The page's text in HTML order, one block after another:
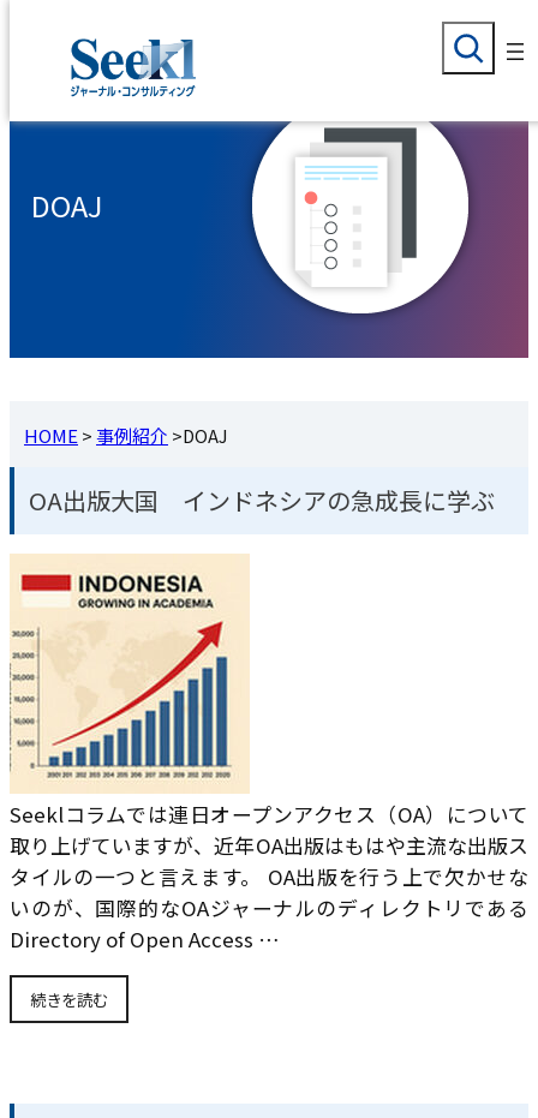
を
検
索
DOAJ
HOME >事例紹介 >DOAJ
OA出版大国 インドネシアの急成長に学ぶ
Seeklコラムでは連日オープンアクセス（OA）について
取り上げていますが、近年OA出版はもはや主流な出版ス
タイルの一つと言えます。 OA出版を行う上で欠かせな
いのが、国際的なOAジャーナルのディレクトリである
Directory of Open Access …
続きを読む